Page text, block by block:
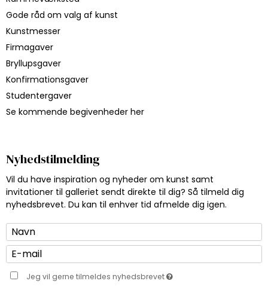
Gode råd om valg af kunst
Kunstmesser
Firmagaver
Bryllupsgaver
Konfirmationsgaver
Studentergaver
Se kommende begivenheder her
Nyhedstilmelding
Vil du have inspiration og nyheder om kunst samt
invitationer til galleriet sendt direkte til dig? Så tilmeld dig
nyhedsbrevet. Du kan til enhver tid afmelde dig igen.
Jeg vil gerne tilmeldes nyhedsbrevet